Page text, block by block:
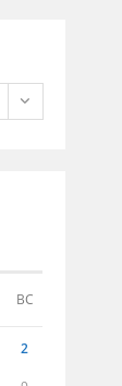
ВС
2